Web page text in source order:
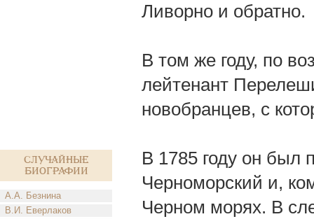
Случайные
биографии
А.А. Безнина
В.И. Еверлаков
Ливорно и обратно.
В том же году, по
лейтенант
новобранцев, с
В 1785 году он был
Черноморский и,
Черном морях. В